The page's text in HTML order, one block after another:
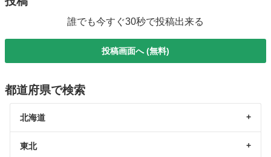
誰でも今すぐ30秒で投稿出来る
投稿画面へ (無料)
都道府県で検索
北海道
東北